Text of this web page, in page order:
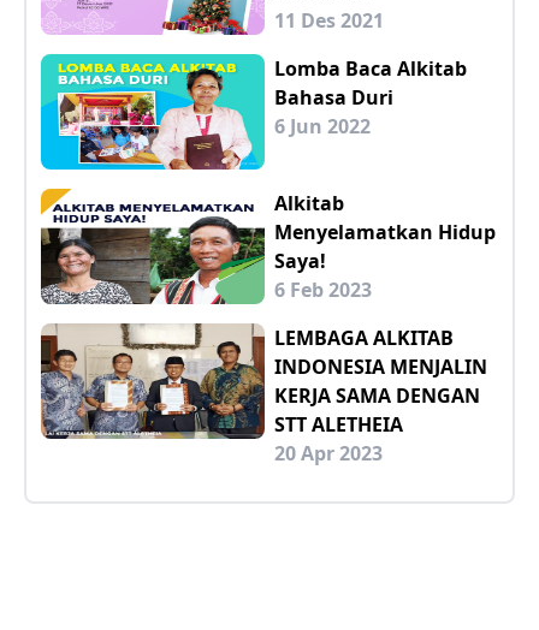
11 Des 2021
Lomba Baca Alkitab
Bahasa Duri
6 Jun 2022
Alkitab
Menyelamatkan Hidup
Saya!
6 Feb 2023
LEMBAGA ALKITAB
INDONESIA MENJALIN
KERJA SAMA DENGAN
STT ALETHEIA
20 Apr 2023